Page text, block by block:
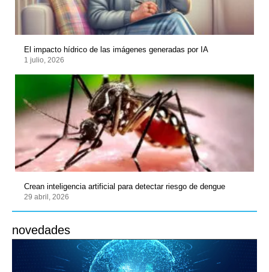
El impacto hídrico de las imágenes generadas por IA
1 julio, 2026
Crean inteligencia artificial para detectar riesgo de dengue
29 abril, 2026
novedades